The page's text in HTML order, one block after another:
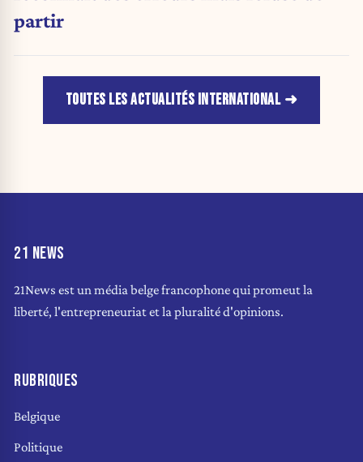
partir
TOUTES LES ACTUALITÉS INTERNATIONAL
21 NEWS
21News est un média belge francophone qui promeut la
liberté, l'entrepreneuriat et la pluralité d'opinions.
RUBRIQUES
Belgique
Politique